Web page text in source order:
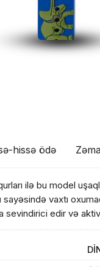
hissə ödə
ilə bu model
vaxtı
sevindirici edir və